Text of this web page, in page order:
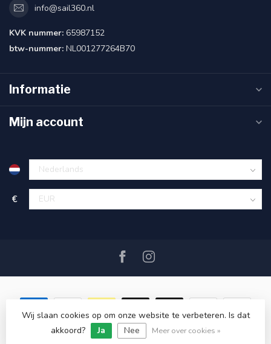
info@sail360.nl
KVK nummer: 65987152
btw-nummer: NL001277264B70
Informatie
Mijn account
€
© Copyright 2026 SAIL360 watersport and boat equipment
Wij slaan cookies op om onze website te verbeteren. Is dat
akkoord?
Ja Nee Meer over cookies »